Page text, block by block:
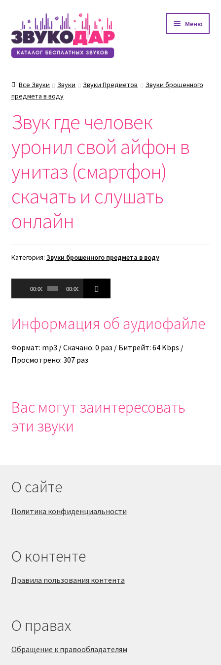
Перейти
к
навигации
Перейти
к
содержимому
Меню
Все Звуки Звуки Звуки Предметов
Звуки брошенного
предмета в воду
Звук где человек
уронил свой айфон в
унитаз (смартфон)
скачать и слушать
онлайн
Категория: Звуки брошенного предмета в воду
Аудиоплеер
00:00 00:00
Информация об аудиофайле
Формат: mp3 / Скачано: 0 раз / Битрейт: 64 Kbps /
Просмотрено: 307 раз
Вас могут заинтересовать
эти звуки
О сайте
Политика конфиденциальности
О контенте
Правила пользования контента
О правах
Обращение к правообладателям